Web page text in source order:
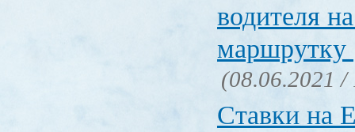
водителя
маршрутку
(08.06.2021 /
Ставки на